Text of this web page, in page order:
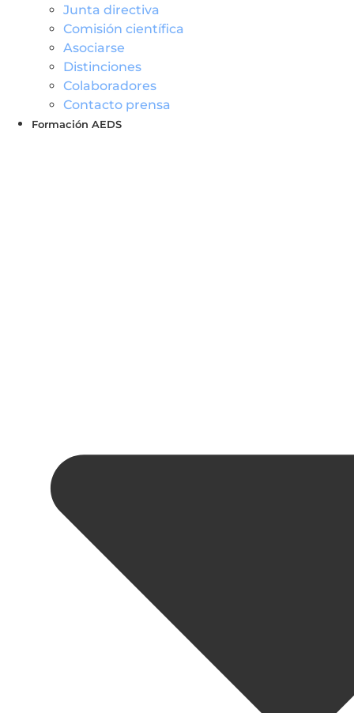
Junta directiva
Comisión científica
Asociarse
Distinciones
Colaboradores
Contacto prensa
Formación AEDS